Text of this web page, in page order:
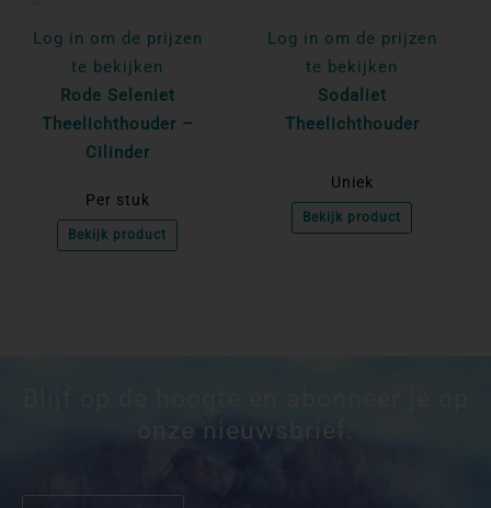
Log in om de prijzen
te bekijken
Rode Seleniet
Theelichthouder –
Cilinder
Per stuk
Bekijk product
Log in om de prijzen
te bekijken
Sodaliet
Theelichthouder
Uniek
Bekijk product
onze nieuwsbrief: